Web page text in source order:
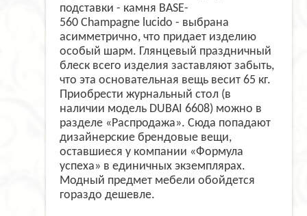
подставки - камня BASE-
560 Champagne lucido - выбрана
асимметрично, что придает изделию
особый шарм. Глянцевый праздничный
блеск всего изделия заставляют забыть,
что эта основательная вещь весит 65 кг.
Приобрести журнальный стол (в
наличии модель DUBAI 6608) можно в
разделе «Распродажа». Сюда попадают
дизайнерские брендовые вещи,
оставшиеся у компании «Формула
успеха» в единичных экземплярах.
Модный предмет мебели обойдется
гораздо дешевле.